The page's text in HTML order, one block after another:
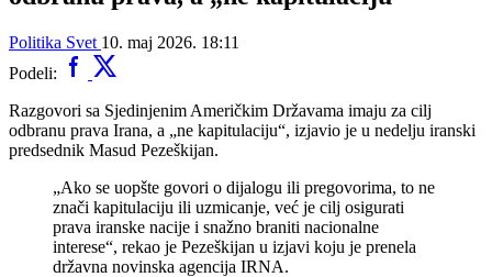
Politika Svet 10. maj 2026. 18:11
Podeli:
Razgovori sa Sjedinjenim Američkim Državama imaju za cilj
odbranu prava Irana, a „ne kapitulaciju“, izjavio je u nedelju iranski
predsednik Masud Pezeškijan.
„Ako se uopšte govori o dijalogu ili pregovorima, to ne
znači kapitulaciju ili uzmicanje, već je cilj osigurati
prava iranske nacije i snažno braniti nacionalne
interese“, rekao je Pezeškijan u izjavi koju je prenela
državna novinska agencija IRNA.